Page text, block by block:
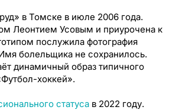
в Томске в июле 2006 года.
Леонтием Усовым и приурочена к
послужила фотография
болельщика не сохранилось.
динамичный образ типичного
хоккей».
статуса в 2022 году.